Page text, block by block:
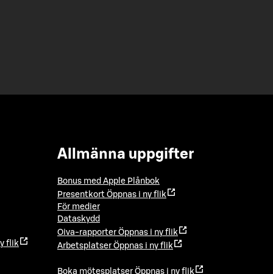
flik
Allmänna uppgifter
Bonus med Apple Plånbok
Presentkort Öppnas i ny flik
För medier
Dataskydd
Oiva-rapporter Öppnas i ny flik
Arbetsplatser Öppnas i ny flik
Boka mötesplatser Öppnas i ny flik